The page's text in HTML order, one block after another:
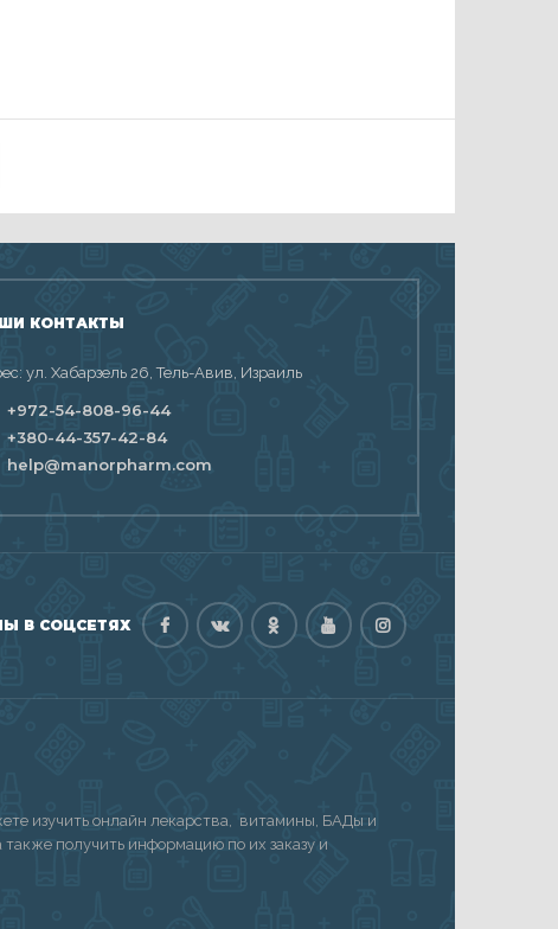
КОНТАКТЫ
ул. Хабарзель 26, Тель-Авив, Израиль
+972-54-808-96-44
+380-44-357-42-84
help@manorpharm.com
В СОЦСЕТЯХ
изучить онлайн лекарства, витамины, БАДы и
также получить информацию по их заказу и